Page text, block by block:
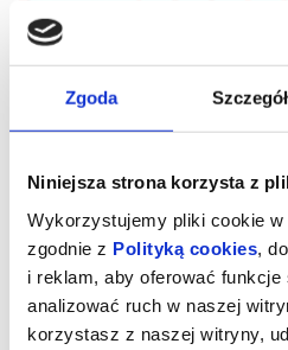
Zgoda
Niniejsza strona korzysta z
Wykorzystujemy pliki cookie w
zgodnie z Polityką cookies ,
i reklam, aby oferować funkcje
analizować ruch w naszej
korzystasz z naszej witryny,